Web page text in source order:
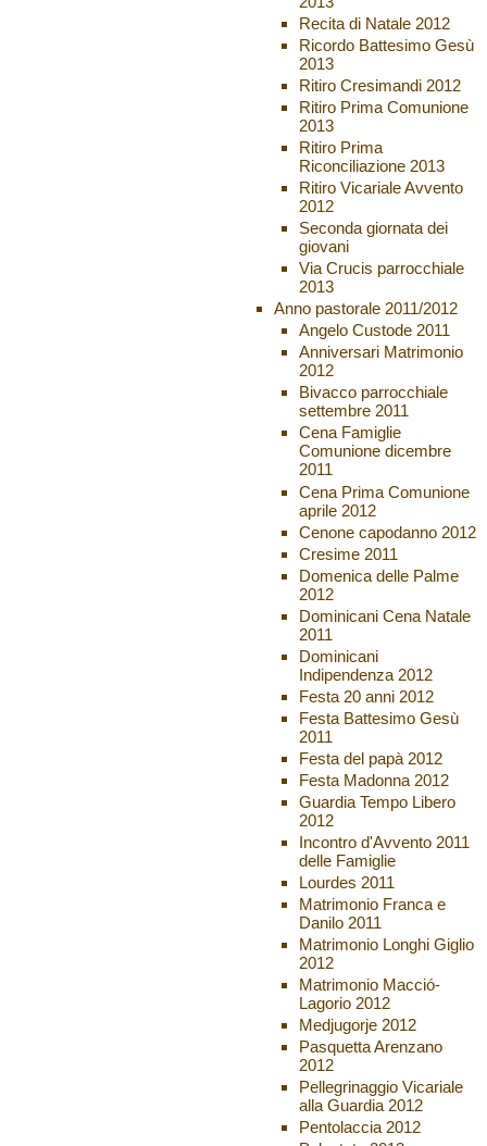
Recita di Natale 2012
Ricordo Battesimo Gesù
2013
Ritiro Cresimandi 2012
Ritiro Prima Comunione
2013
Ritiro Prima
Riconciliazione 2013
Ritiro Vicariale Avvento
2012
Seconda giornata dei
giovani
Via Crucis parrocchiale
2013
Anno pastorale 2011/2012
Angelo Custode 2011
Anniversari Matrimonio
2012
Bivacco parrocchiale
settembre 2011
Cena Famiglie
Comunione dicembre
2011
Cena Prima Comunione
aprile 2012
Cenone capodanno 2012
Cresime 2011
Domenica delle Palme
2012
Dominicani Cena Natale
2011
Dominicani
Indipendenza 2012
Festa 20 anni 2012
Festa Battesimo Gesù
2011
Festa del papà 2012
Festa Madonna 2012
Guardia Tempo Libero
2012
Incontro d'Avvento 2011
delle Famiglie
Lourdes 2011
Matrimonio Franca e
Danilo 2011
Matrimonio Longhi Giglio
2012
Matrimonio Macció-
Lagorio 2012
Medjugorje 2012
Pasquetta Arenzano
2012
Pellegrinaggio Vicariale
alla Guardia 2012
Pentolaccia 2012